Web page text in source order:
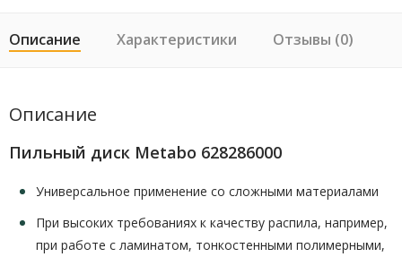
Описание Характеристики Отзывы (0)
Описание
Пильный диск Metabo 628286000
Универсальное применение со сложными материалами
При высоких требованиях к качеству распила, например,
при работе с ламинатом, тонкостенными полимерными,